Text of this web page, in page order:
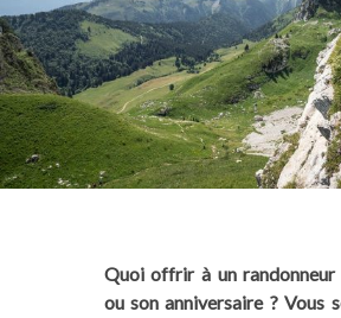
Quoi offrir à un
ou son anniversaire ? Vous